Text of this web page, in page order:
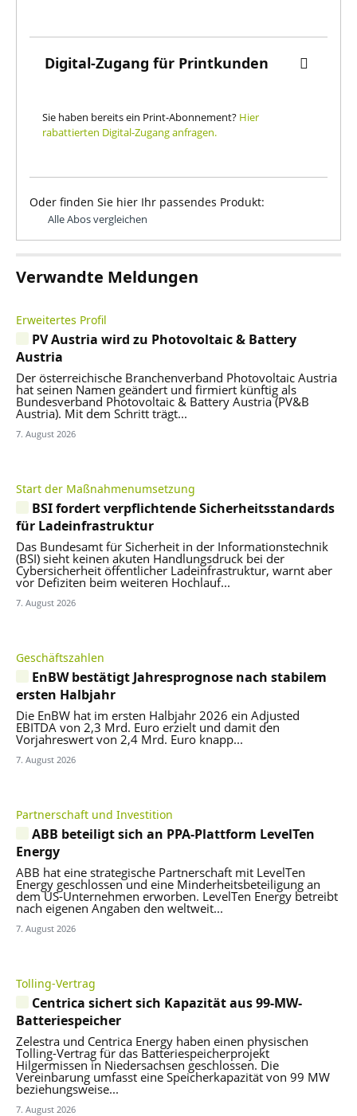
Digital-Zugang für Printkunden
Sie haben bereits ein Print-Abonnement? Hier
rabattierten Digital-Zugang anfragen.
Oder finden Sie hier Ihr passendes Produkt:
Alle Abos vergleichen
Verwandte Meldungen
Erweitertes Profil
PV Austria wird zu Photovoltaic & Battery
Austria
Der österreichische Branchenverband Photovoltaic Austria
hat seinen Namen geändert und firmiert künftig als
Bundesverband Photovoltaic & Battery Austria (PV&B
Austria). Mit dem Schritt trägt...
7. August 2026
Start der Maßnahmenumsetzung
BSI fordert verpflichtende Sicherheitsstandards
für Ladeinfrastruktur
Das Bundesamt für Sicherheit in der Informationstechnik
(BSI) sieht keinen akuten Handlungsdruck bei der
Cybersicherheit öffentlicher Ladeinfrastruktur, warnt aber
vor Defiziten beim weiteren Hochlauf...
7. August 2026
Geschäftszahlen
EnBW bestätigt Jahresprognose nach stabilem
ersten Halbjahr
Die EnBW hat im ersten Halbjahr 2026 ein Adjusted
EBITDA von 2,3 Mrd. Euro erzielt und damit den
Vorjahreswert von 2,4 Mrd. Euro knapp...
7. August 2026
Partnerschaft und Investition
ABB beteiligt sich an PPA-Plattform LevelTen
Energy
ABB hat eine strategische Partnerschaft mit LevelTen
Energy geschlossen und eine Minderheitsbeteiligung an
dem US-Unternehmen erworben. LevelTen Energy betreibt
nach eigenen Angaben den weltweit...
7. August 2026
Tolling-Vertrag
Centrica sichert sich Kapazität aus 99-MW-
Batteriespeicher
Zelestra und Centrica Energy haben einen physischen
Tolling-Vertrag für das Batteriespeicherprojekt
Hilgermissen in Niedersachsen geschlossen. Die
Vereinbarung umfasst eine Speicherkapazität von 99 MW
beziehungsweise...
7. August 2026